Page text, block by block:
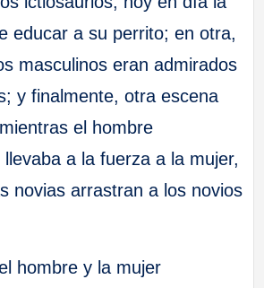
educar a su perrito; en otra,
masculinos eran admirados
y finalmente, otra escena
el hombre
a la fuerza a la mujer,
novias arrastran a los novios
hombre y la mujer